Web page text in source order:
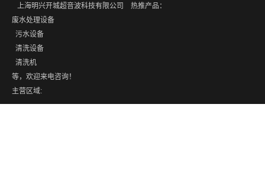
上海明兴开城超音波科技有限公司 热推产品：
废水处理设备
污水设备
清洗设备
清洗机
等，欢迎来电咨询！
主营区域: